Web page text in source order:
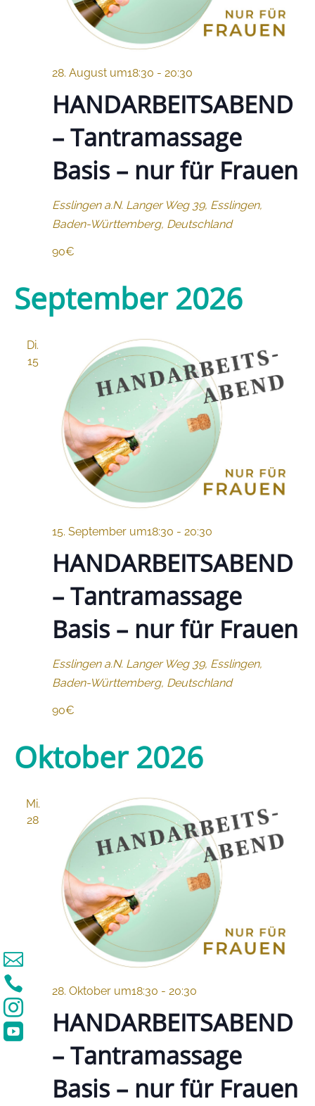
HANDARBEITSABEND
– Tantramassage
Basis – nur für Frauen
28. August um18:30 - 20:30
Esslingen a.N. Langer Weg 39, Esslingen,
Baden-Württemberg, Deutschland
90€
September 2026
Di.
15
HANDARBEITSABEND
– Tantramassage
Basis – nur für Frauen
15. September um18:30 - 20:30
Esslingen a.N. Langer Weg 39, Esslingen,
Baden-Württemberg, Deutschland
90€
Oktober 2026
Mi.
28
HANDARBEITSABEND
– Tantramassage
Basis – nur für Frauen
28. Oktober um18:30 - 20:30



